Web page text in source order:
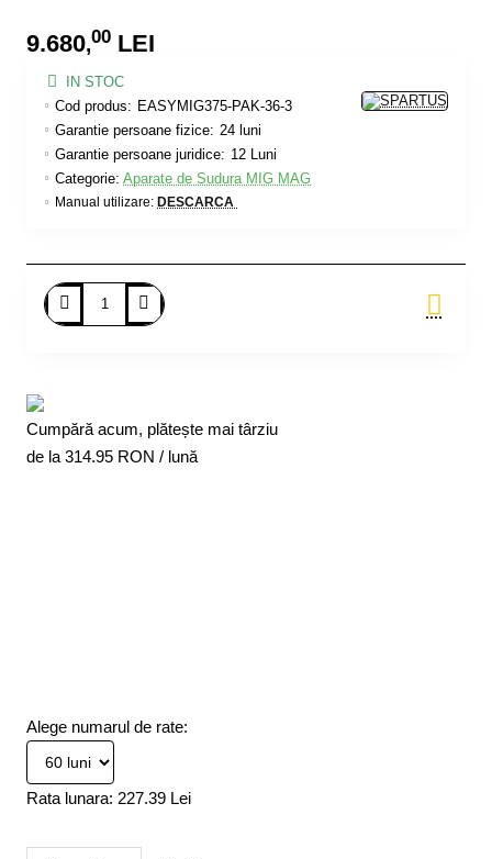
9.680,00 LEI
IN STOC
Cod produs: EASYMIG375-PAK-36-3
Garantie persoane fizice: 24 luni
Manual utilizare: DESCARCA
Garantie persoane juridice: 12 Luni
Categorie: Aparate de Sudura MIG MAG
Cumpără acum, plătește mai târziu
de la 314.95 RON / lună
Alege numarul de rate:
Rata lunara: 227.39 Lei